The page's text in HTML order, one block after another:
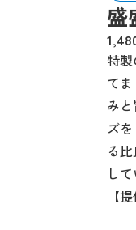
盛
特
て
み
ズ
る
して
【